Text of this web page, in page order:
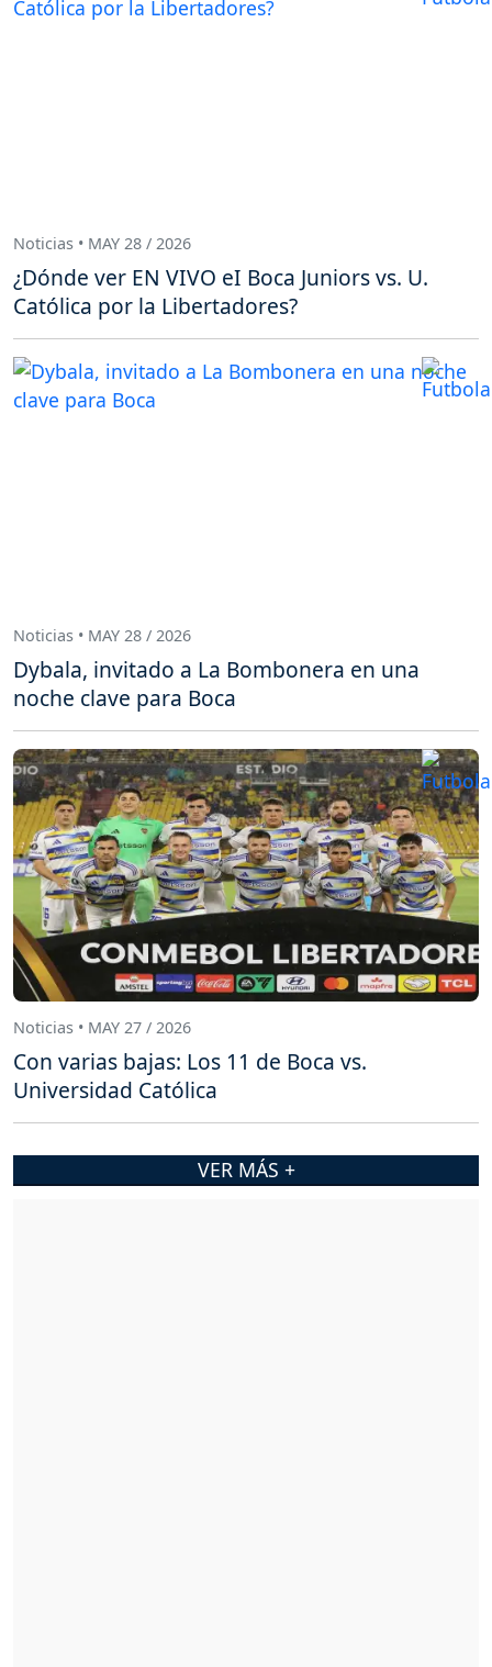
Noticias • MAY 28 / 2026
¿Dónde ver EN VIVO eI Boca Juniors vs. U.
Católica por la Libertadores?
Noticias • MAY 28 / 2026
Dybala, invitado a La Bombonera en una
noche clave para Boca
Noticias • MAY 27 / 2026
Con varias bajas: Los 11 de Boca vs.
Universidad Católica
VER MÁS +